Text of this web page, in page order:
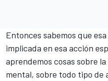
Entonces sabemos que
implicada en esa acción
aprendemos cosas sobre
mental, sobre todo tipo de